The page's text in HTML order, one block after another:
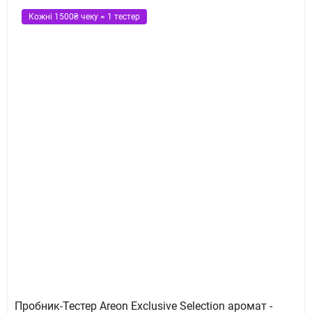
Кожні 1500₴ чеку = 1 тестер
Пробник-Тестер Areon Exclusive Selection аромат -